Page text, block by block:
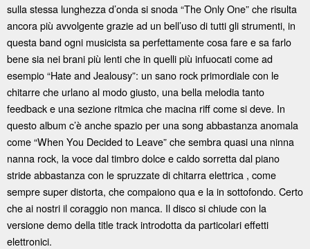
sulla stessa lunghezza d’onda si snoda “The Only One” che risulta
ancora più avvolgente grazie ad un bell’uso di tutti gli strumenti, in
questa band ogni musicista sa perfettamente cosa fare e sa farlo
bene sia nei brani più lenti che in quelli più infuocati come ad
esempio “Hate and Jealousy”: un sano rock primordiale con le
chitarre che urlano al modo giusto, una bella melodia tanto
feedback e una sezione ritmica che macina riff come si deve. In
questo album c’è anche spazio per una song abbastanza anomala
come “When You Decided to Leave” che sembra quasi una ninna
nanna rock, la voce dal timbro dolce e caldo sorretta dal piano
stride abbastanza con le spruzzate di chitarra elettrica , come
sempre super distorta, che compaiono qua e la in sottofondo. Certo
che ai nostri il coraggio non manca. Il disco si chiude con la
versione demo della title track introdotta da particolari effetti
elettronici.